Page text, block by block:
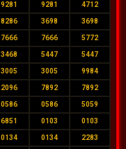
9281 9281 4712
8286 3698 3698
7666 7666 5772
3468 5447 5447
3005 3005 9984
2096 7892 7892
0586 0586 5059
6851 0103 0103
0134 0134 2283